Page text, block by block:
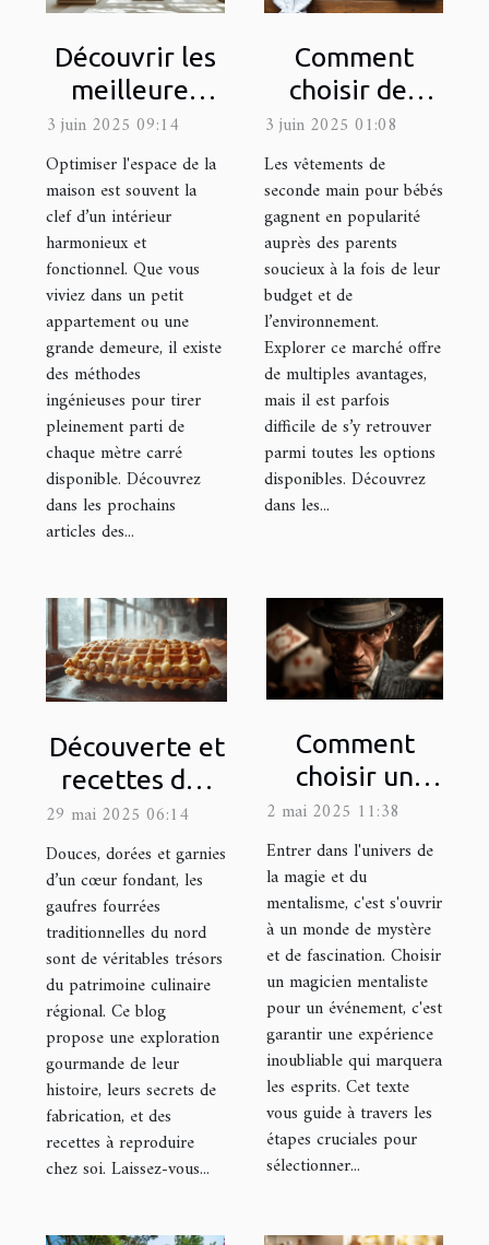
Découvrir les
meilleures
méthodes
pour
optimiser
l'espace de
votre maison
3 juin 2025 09:14
Optimiser l'espace de la
maison est souvent la
clef d’un intérieur
harmonieux et
fonctionnel. Que vous
viviez dans un petit
appartement ou une
grande demeure, il existe
des méthodes
ingénieuses pour tirer
pleinement parti de
chaque mètre carré
disponible. Découvrez
dans les prochains
articles des...
Comment
choisir des
vêtements de
seconde main
pour bébés
3 juin 2025 01:08
Les vêtements de
seconde main pour bébés
gagnent en popularité
auprès des parents
soucieux à la fois de leur
budget et de
l’environnement.
Explorer ce marché offre
de multiples avantages,
mais il est parfois
difficile de s’y retrouver
parmi toutes les options
disponibles. Découvrez
dans les...
Découverte et
recettes des
gaufres
fourrées
traditionnelles
du nord
29 mai 2025 06:14
Douces, dorées et garnies
d’un cœur fondant, les
gaufres fourrées
traditionnelles du nord
sont de véritables trésors
du patrimoine culinaire
régional. Ce blog
propose une exploration
gourmande de leur
histoire, leurs secrets de
fabrication, et des
recettes à reproduire
chez soi. Laissez-vous...
Comment
choisir un
magicien
mentaliste
pour éblouir
vos
événements
2 mai 2025 11:38
Entrer dans l'univers de
la magie et du
mentalisme, c'est s'ouvrir
à un monde de mystère
et de fascination. Choisir
un magicien mentaliste
pour un événement, c'est
garantir une expérience
inoubliable qui marquera
les esprits. Cet texte
vous guide à travers les
étapes cruciales pour
sélectionner...